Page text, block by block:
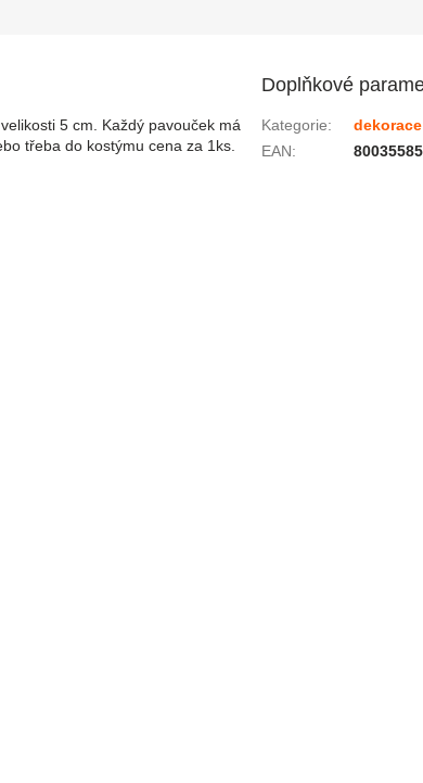
5 cm. Každý pavouček má
třeba do kostýmu cena za 1ks.
Doplňkové
Kategorie:
EAN: